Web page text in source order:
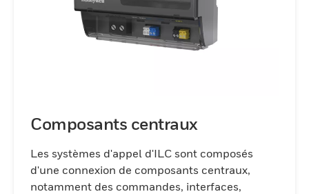
Composants centraux
Les systèmes d'appel d'ILC sont composés
d'une connexion de composants centraux,
notamment des commandes, interfaces,